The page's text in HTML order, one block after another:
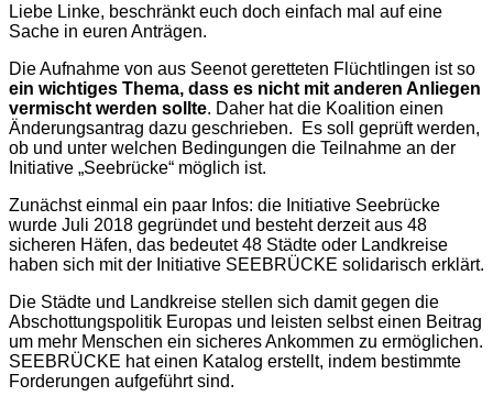
Liebe Linke, beschränkt euch doch einfach mal auf eine
Sache in euren Anträgen.
Die Aufnahme von aus Seenot geretteten Flüchtlingen ist so
ein wichtiges Thema, dass es nicht mit anderen Anliegen
vermischt werden sollte. Daher hat die Koalition einen
Änderungsantrag dazu geschrieben. Es soll geprüft werden,
ob und unter welchen Bedingungen die Teilnahme an der
Initiative „Seebrücke“ möglich ist.
Zunächst einmal ein paar Infos: die Initiative Seebrücke
wurde Juli 2018 gegründet und besteht derzeit aus 48
sicheren Häfen, das bedeutet 48 Städte oder Landkreise
haben sich mit der Initiative SEEBRÜCKE solidarisch erklärt.
Die Städte und Landkreise stellen sich damit gegen die
Abschottungspolitik Europas und leisten selbst einen Beitrag
um mehr Menschen ein sicheres Ankommen zu ermöglichen.
SEEBRÜCKE hat einen Katalog erstellt, indem bestimmte
Forderungen aufgeführt sind.